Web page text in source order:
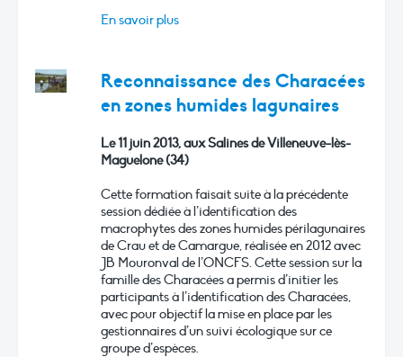
En savoir plus
Reconnaissance des Characées
en zones humides lagunaires
Le 11 juin 2013, aux Salines de Villeneuve-lès-
Maguelone (34)
Cette formation faisait suite à la précédente
session dédiée à l’identification des
macrophytes des zones humides périlagunaires
de Crau et de Camargue, réalisée en 2012 avec
JB Mouronval de l’ONCFS. Cette session sur la
famille des Characées a permis d’initier les
participants à l’identification des Characées,
avec pour objectif la mise en place par les
gestionnaires d’un suivi écologique sur ce
groupe d’espèces.